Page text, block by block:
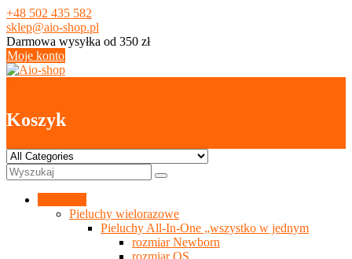
Skip
to
content
+48 502 435 582
sklep@aio-shop.pl
Darmowa wysyłka od 350 zł
Moje konto
Koszyk
Pieluchy wielorazowe
Pieluchy All-In-One „wszystko w jednym
rozmiar Newborn
rozmiar OS